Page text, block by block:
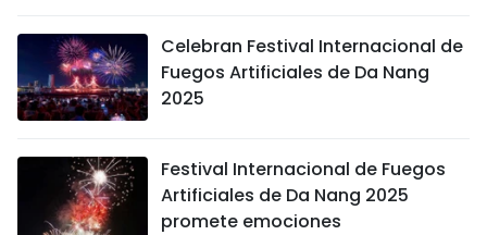
VIAJES
PUENTE DE AMISTAD
HISTORIAS MULTIMEDIA
FOTOGRAFÍA
Celebran Festival Internacional de
Fuegos Artificiales de Da Nang
2025
Festival Internacional de Fuegos
Artificiales de Da Nang 2025
promete emociones